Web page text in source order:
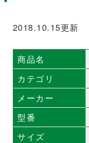
2018.10.15更新
商品名
カテゴリ
メーカー
型番
サイズ